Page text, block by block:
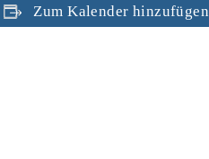
Zum Kalender hinzufügen